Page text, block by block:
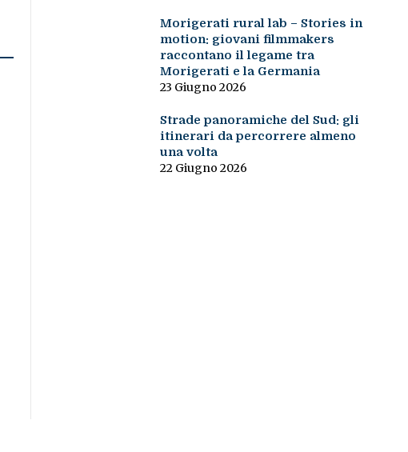
Morigerati rural lab – Stories in
motion: giovani filmmakers
raccontano il legame tra
Morigerati e la Germania
23 Giugno 2026
Strade panoramiche del Sud: gli
itinerari da percorrere almeno
una volta
22 Giugno 2026